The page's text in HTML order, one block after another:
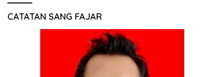
CATATAN SANG FAJAR